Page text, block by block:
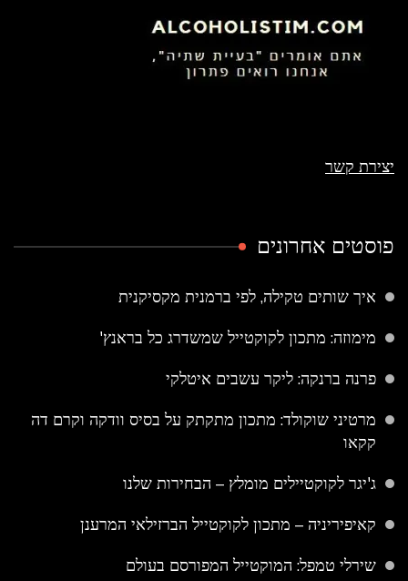
יצירת קשר
פוסטים אחרונים
איך שותים טקילה, לפי ברמנית מקסיקנית
מימוזה: מתכון לקוקטייל שמשדרג כל בראנץ'
פרנה ברנקה: ליקר עשבים איטלקי
מרטיני שוקולד: מתכון מתקתק על בסיס וודקה וקרם דה
קקאו
ג'יגר לקוקטיילים מומלץ – הבחירות שלנו
קאיפיריניה – מתכון לקוקטייל הברזילאי המרענן
שירלי טמפל: המוקטייל המפורסם בעולם